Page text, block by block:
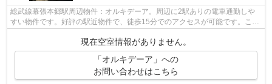
総武線幕張本郷駅周辺物件：オルキデーア。周辺に2駅ありの電車通勤しや
すい物件です。好評の駅近物件で、徒歩15分でのアクセスが可能です。こち
らの物件はアパートです。物件をお探し...
現在空室情報がありません。
「オルキデーア」への
お問い合わせはこちら